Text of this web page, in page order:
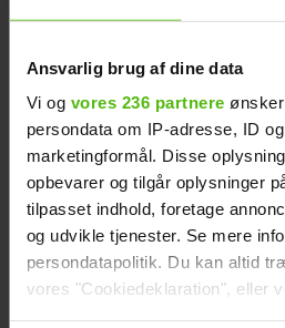
Ansvarlig brug af dine data
Vi og vores 236 partnere
persondata om IP-adresse, ID
marketingformål. Disse
opbevarer og tilgår oplysninger
tilpasset indhold, foretage
og udvikle tjenester. Se mere
persondatapolitik. Du kan altid
vores "Cookiedeklaration", eller